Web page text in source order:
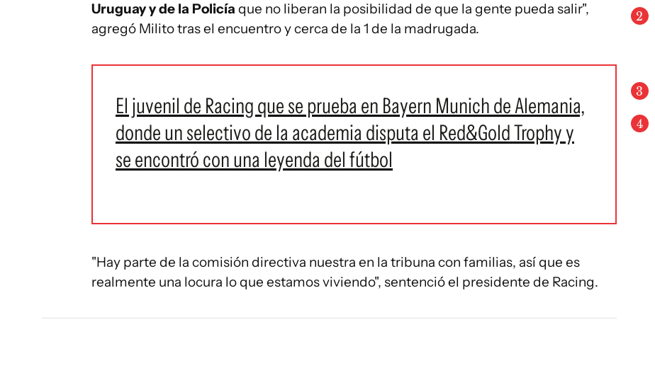
Uruguay y de la Policía que no liberan la posibilidad de que la gente pueda salir",
agregó Milito tras el encuentro y cerca de la 1 de la madrugada.
El juvenil de Racing que se prueba en Bayern Munich de Alemania,
donde un selectivo de la academia disputa el Red&Gold Trophy y
se encontró con una leyenda del fútbol
"Hay parte de la comisión directiva nuestra en la tribuna con familias, así que es
realmente una locura lo que estamos viviendo", sentenció el presidente de Racing.